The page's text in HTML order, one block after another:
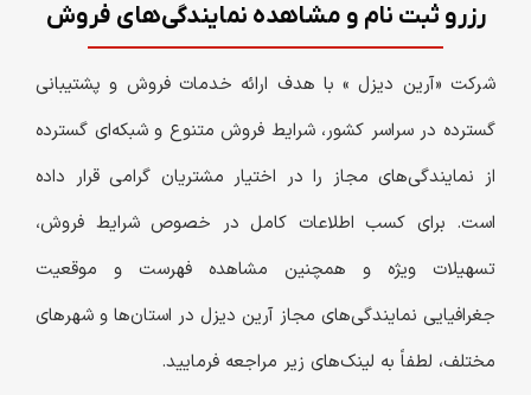
رزرو ثبت نام و مشاهده نمایندگی‌های فروش
شرکت «آرین دیزل » با هدف ارائه خدمات فروش و پشتیبانی
گسترده در سراسر کشور، شرایط فروش متنوع و شبکه‌ای گسترده
از نمایندگی‌های مجاز را در اختیار مشتریان گرامی قرار داده
است. برای کسب اطلاعات کامل در خصوص شرایط فروش،
تسهیلات ویژه و همچنین مشاهده فهرست و موقعیت
جغرافیایی نمایندگی‌های مجاز آرین دیزل در استان‌ها و شهرهای
مختلف، لطفاً به لینک‌های زیر مراجعه فرمایید.